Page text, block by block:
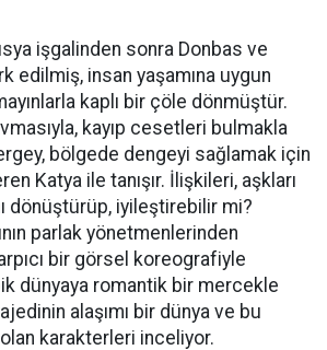
işgalinden sonra Donbas ve
edilmiş, insan yaşamına uygun
kaplı bir çöle dönmüştür.
kayıp cesetleri bulmakla
bölgede dengeyi sağlamak için
Katya ile tanışır. İlişkileri, aşkları
dönüştürüp, iyileştirebilir mi?
parlak yönetmenlerinden
bir görsel koreografiyle
dünyaya romantik bir mercekle
alaşımı bir dünya ve bu
olan karakterleri inceliyor.